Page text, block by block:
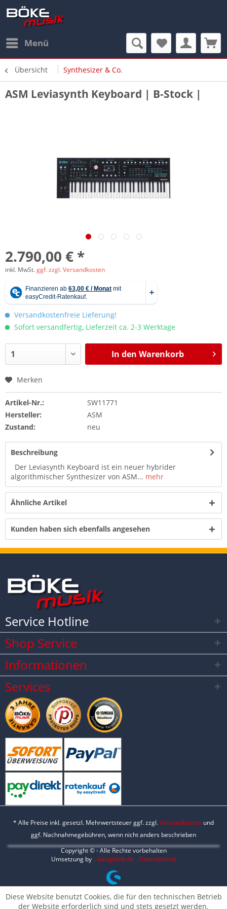
Menü
Übersicht Synthesizer & Co.
ASM Leviasynth Keyboard | B-Stock |
2.790,00 € *
inkl. MwSt.ggf. zzgl. Versandkosten
Versandkostenfreie Lieferung!
Sofort versandfertig, Lieferzeit ca. 2-3 Werktage
In den Warenkorb
Merken
Artikel-Nr.:
SW11771
Hersteller:
ASM
Zustand:
neu
Beschreibung
Der Leviasynth Keyboard ist ein neuer hybrider
algorithmischer Synthesizer von ASM... mehr
Ähnliche Artikel
Kunden haben sich ebenfalls angesehen
Service Hotline
Shop Service
Informationen
Services
* Alle Preise inkl. gesetzl. Mehrwertsteuer ggf. zzgl.Versandkosten und
ggf. Nachnahmegebühren, wenn nicht anders beschrieben
Copyright © - Alle Rechte vorbehalten
Umsetzung by ...kataplonk.de - Datentechnik
Diese Website benutzt Cookies, die für den technischen Betrieb
der Website erforderlich sind und stets gesetzt werden.